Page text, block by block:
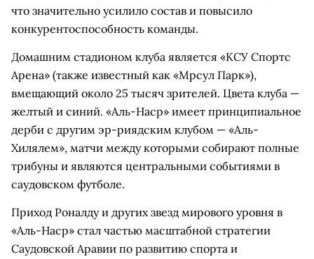
что значительно усилило состав и повысило
конкурентоспособность команды.
Домашним стадионом клуба является «КСУ Спортс
Арена» (также известный как «Мрсул Парк»),
вмещающий около 25 тысяч зрителей. Цвета клуба —
желтый и синий. «Аль-Наср» имеет принципиальное
дерби с другим эр-риядским клубом — «Аль-
Хилялем», матчи между которыми собирают полные
трибуны и являются центральными событиями в
саудовском футболе.
Приход Роналду и других звезд мирового уровня в
«Аль-Наср» стал частью масштабной стратегии
Саудовской Аравии по развитию спорта и